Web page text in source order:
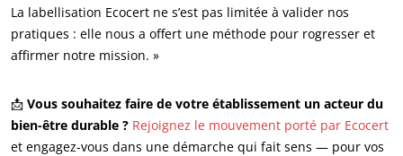
La labellisation Ecocert ne s’est pas limitée à valider nos
pratiques : elle nous a offert une méthode pour rogresser et
affirmer notre mission. »
📩 Vous souhaitez faire de votre établissement un acteur du
bien-être durable ? Rejoignez le mouvement porté par Ecocert
et engagez-vous dans une démarche qui fait sens — pour vos